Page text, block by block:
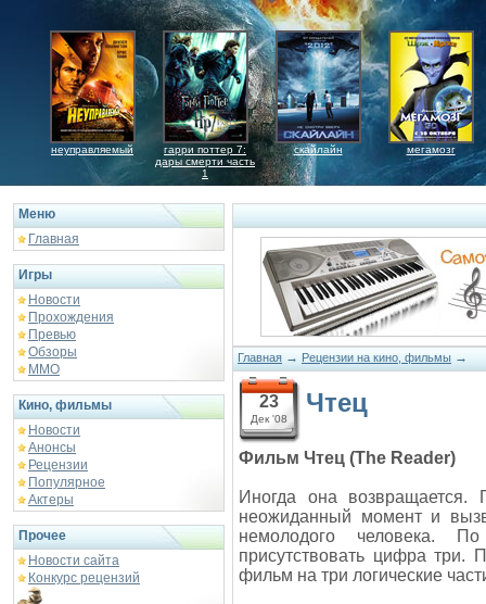
неуправляемый
гарри поттер 7:
дары смерти часть
1
скайлайн мегамозг
Меню
Главная
Игры
Новости
Прохождения
Превью
Обзоры
ММО
Кино, фильмы
Новости
Анонсы
Рецензии
Популярное
Актеры
Прочее
Новости сайта
Конкурс рецензий
Главная → Рецензии на кино, фильмы →
23
Дек '08
Чтец
Фильм Чтец (The Reader)
Иногда она
неожиданный момент и
немолодого человека.
присутствовать цифра три.
фильм на три логические